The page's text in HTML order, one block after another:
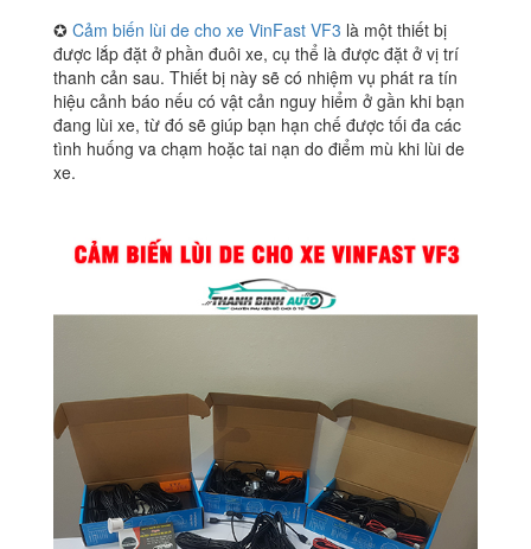
✪ Cảm biến lùi de cho xe VinFast VF3 là một thiết bị
được lắp đặt ở phần đuôi xe, cụ thể là được đặt ở vị trí
thanh cản sau. Thiết bị này sẽ có nhiệm vụ phát ra tín
hiệu cảnh báo nếu có vật cản nguy hiểm ở gần khi bạn
đang lùi xe, từ đó sẽ giúp bạn hạn chế được tối đa các
tình huống va chạm hoặc tai nạn do điểm mù khi lùi de
xe.